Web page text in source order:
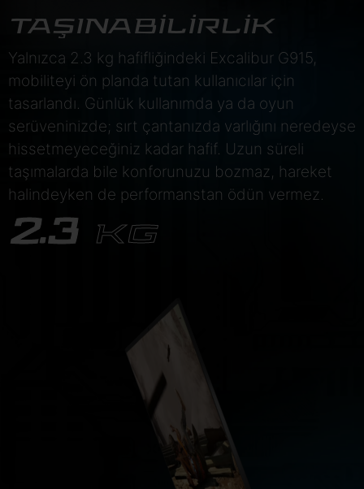
TAŞINABİLİRLİK
Yalnızca 2.3 kg hafifliğindeki Excalibur G915,
mobiliteyi ön planda tutan kullanıcılar için
tasarlandı. Günlük kullanımda ya da oyun
serüveninizde; sırt çantanızda varlığını neredeyse
hissetmeyeceğiniz kadar hafif. Uzun süreli
taşımalarda bile konforunuzu bozmaz, hareket
halindeyken de performanstan ödün vermez.
2.3 KG